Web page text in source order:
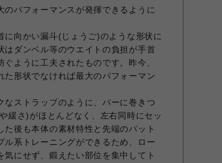
のパフォーマンスが発揮できるように
向かい漏斗(じょうご)のような形状に
はダンベル等のウエイトの負担が手首
ように工夫されたものです。昨今、
形状でなければ最大のパフォーマン
ストラップのように、バーに巻きつ
緩さ)がほとんどなく、左右同時にセッ
た後も本体の素材特性と先端のパット
系トレーニングができるため、ロー
にせず、鍛えたい部位を集中してト